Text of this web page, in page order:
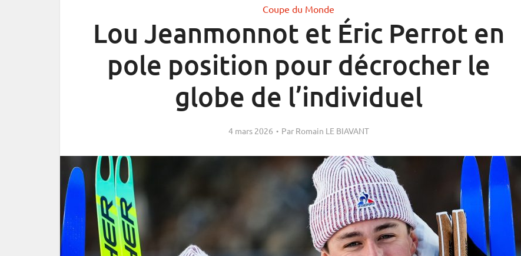
Coupe du Monde
Lou Jeanmonnot et Éric Perrot en
pole position pour décrocher le
globe de l’individuel
4 mars 2026 Par Romain LE BIAVANT